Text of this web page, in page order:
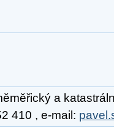
a
410 , e-mail: